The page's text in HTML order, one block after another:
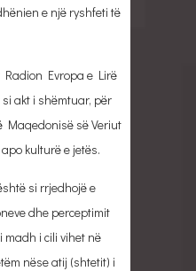
e një ryshfeti të
Radion Evropa e Lirë
akt i shëmtuar, për
Maqedonisë së Veriut
kulturë e jetës.
si rrjedhojë e
dhe perceptimit
madh i cili vihet në
nëse atij (shtetit) i